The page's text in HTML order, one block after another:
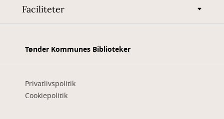
Faciliteter
Tønder Kommunes Biblioteker
Privatlivspolitik
Cookiepolitik